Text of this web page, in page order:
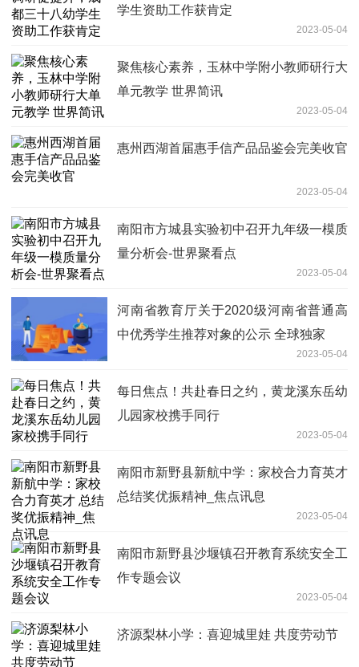
学生资助工作获肯定
2023-05-04
聚焦核心素养，玉林中学附小教师研行大
单元教学 世界简讯
2023-05-04
惠州西湖首届惠手信产品品鉴会完美收官
2023-05-04
南阳市方城县实验初中召开九年级一模质
量分析会-世界聚看点
2023-05-04
河南省教育厅关于2020级河南省普通高
中优秀学生推荐对象的公示 全球独家
2023-05-04
每日焦点！共赴春日之约，黄龙溪东岳幼
儿园家校携手同行
2023-05-04
南阳市新野县新航中学：家校合力育英才
总结奖优振精神_焦点讯息
2023-05-04
南阳市新野县沙堰镇召开教育系统安全工
作专题会议
2023-05-04
济源梨林小学：喜迎城里娃 共度劳动节